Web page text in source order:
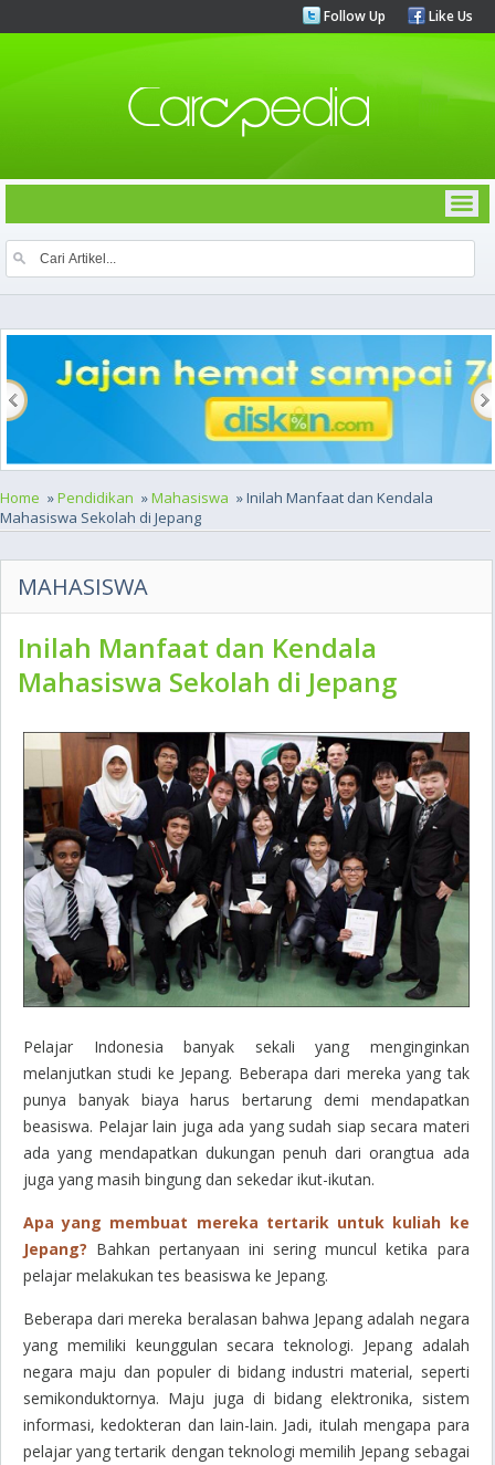
Follow Up Like Us
Home »Pendidikan »Mahasiswa » Inilah Manfaat dan Kendala
Mahasiswa Sekolah di Jepang
MAHASISWA
Inilah Manfaat dan Kendala
Mahasiswa Sekolah di Jepang
Pelajar Indonesia banyak sekali yang menginginkan
melanjutkan studi ke Jepang. Beberapa dari mereka yang tak
punya banyak biaya harus bertarung demi mendapatkan
beasiswa. Pelajar lain juga ada yang sudah siap secara materi
ada yang mendapatkan dukungan penuh dari orangtua ada
juga yang masih bingung dan sekedar ikut-ikutan.
Apa yang membuat mereka tertarik untuk kuliah ke
Jepang? Bahkan pertanyaan ini sering muncul ketika para
pelajar melakukan tes beasiswa ke Jepang.
Beberapa dari mereka beralasan bahwa Jepang adalah negara
yang memiliki keunggulan secara teknologi. Jepang adalah
negara maju dan populer di bidang industri material, seperti
semikonduktornya. Maju juga di bidang elektronika, sistem
informasi, kedokteran dan lain-lain. Jadi, itulah mengapa para
pelajar yang tertarik dengan teknologi memilih Jepang sebagai